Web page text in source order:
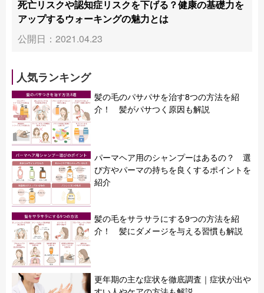
死亡リスクや認知症リスクを下げる？健康の基礎力を
アップするウォーキングの魅力とは
公開日：2021.04.23
人気ランキング
髪の毛のパサパサを治す8つの方法を紹
介！ 髪がパサつく原因も解説
パーマヘア用のシャンプーはあるの？ 選
び方やパーマの持ちを良くするポイントを
紹介
髪の毛をサラサラにする9つの方法を紹
介！ 髪にダメージを与える習慣も解説
更年期の主な症状を徹底調査｜症状が出や